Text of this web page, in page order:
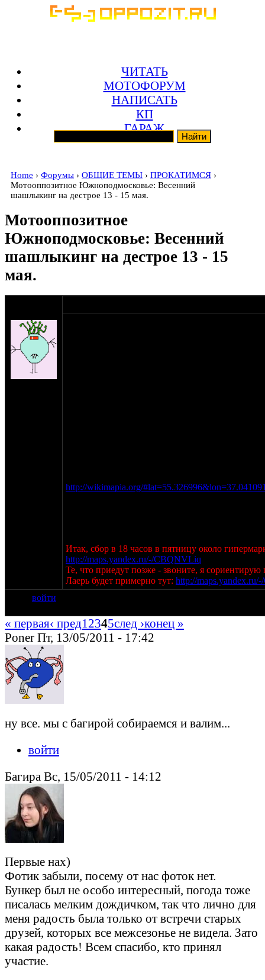
ЧИТАТЬ
МОТОФОРУМ
НАПИСАТЬ
КП
ГАРАЖ
Home › Форумы › ОБЩИЕ ТЕМЫ › ПРОКАТИМСЯ ›
Мотооппозитное Южноподмосковье: Весенний
шашлыкинг на дестрое 13 - 15 мая.
Мотооппозитное
Южноподмосковье: Весенний
шашлыкинг на дестрое 13 - 15
мая.
http://wikimapia.org/
Итак, сбор в 18 часов в пятницу около
http://maps.yandex.ru/-/CBQNVLiq
Те, что приедут позже - звоните, я сориентирую
Лаерь будет примерно тут: http://
войти
« первая‹ пред1 2345след ›конец »
Poner Пт, 13/05/2011 - 17:42
ну все. мы с багирой собираемся и валим...
войти
Багира Вс, 15/05/2011 - 14:12
Первые нах)
Фотик забыли, посему от нас фоток нет.
Бункер был не особо интересный, погода тоже
писалась мелким дождичком, так что лично для
меня радость была только от встречи старых
друзей, которых все межсезонье не видела. Зато
какая радость! Всем спасибо, кто принял
участие.